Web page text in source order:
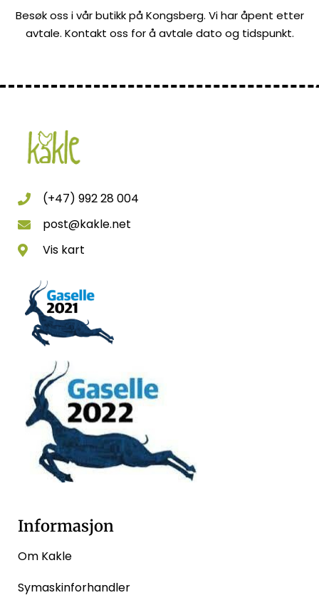
Besøk oss i vår butikk på Kongsberg. Vi har åpent etter
avtale. Kontakt oss for å avtale dato og tidspunkt.
(+47) 992 28 004
post@kakle.net
Vis kart
Informasjon
Om Kakle
Symaskinforhandler